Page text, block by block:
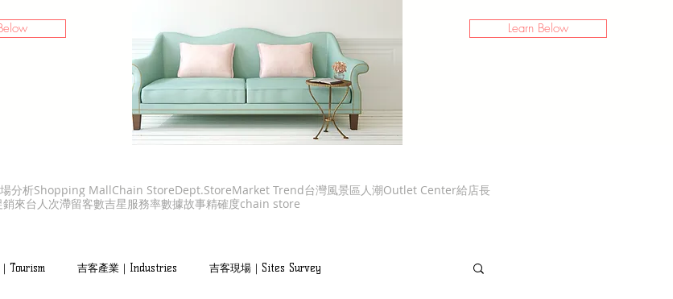
Learn Below
分析Shopping MallChain StoreDept.StoreMarket Trend台灣風景區人潮Outlet Center給店長
銷來台人次滯留客數吉星服務率數據故事精確度chain store
Tourism 吉客產業｜Industries 吉客現場｜Sites Survey